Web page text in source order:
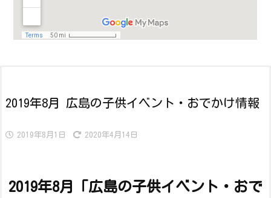
2019年8月 広島の子供イベント・おでかけ情報
2019年8月1日 2020年4月14日
2019年8月「広島の子供イベント・おで